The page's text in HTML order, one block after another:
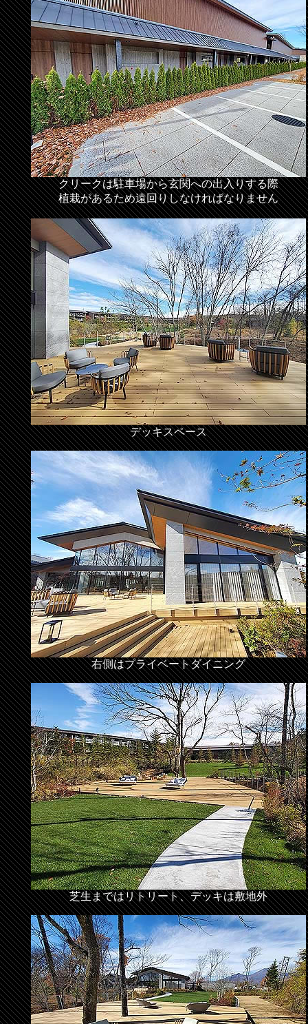
クリークは駐車場から玄関への出入りする際
植栽があるため遠回りしなければなりません
デッキスペース
右側はプライベートダイニング
芝生まではリトリート、デッキは敷地外